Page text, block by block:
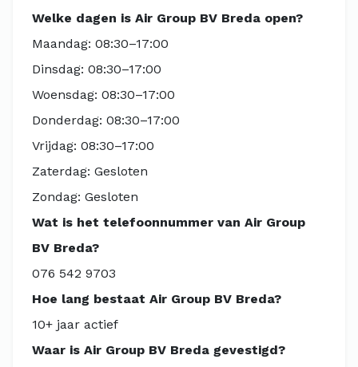
Welke dagen is Air Group BV Breda open?
Maandag: 08:30–17:00
Dinsdag: 08:30–17:00
Woensdag: 08:30–17:00
Donderdag: 08:30–17:00
Vrijdag: 08:30–17:00
Zaterdag: Gesloten
Zondag: Gesloten
Wat is het telefoonnummer van Air Group
BV Breda?
076 542 9703
Hoe lang bestaat Air Group BV Breda?
10+ jaar actief
Waar is Air Group BV Breda gevestigd?